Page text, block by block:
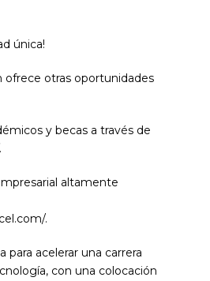
única!
otras oportunidades
y becas a través de
altamente
.
acelerar una carrera
con una colocación